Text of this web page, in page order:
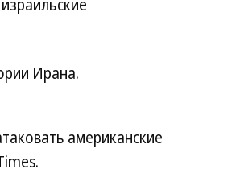
Ирана.
американские